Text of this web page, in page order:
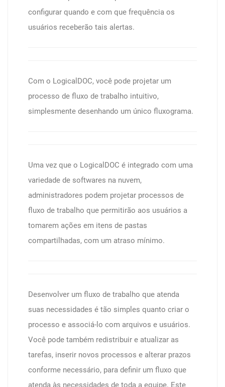
configurar quando e com que frequência os
usuários receberão tais alertas.
Com o LogicalDOC, você pode projetar um
processo de fluxo de trabalho intuitivo,
simplesmente desenhando um único fluxograma.
Uma vez que o LogicalDOC é integrado com uma
variedade de softwares na nuvem,
administradores podem projetar processos de
fluxo de trabalho que permitirão aos usuários a
tomarem ações em itens de pastas
compartilhadas, com um atraso mínimo.
Desenvolver um fluxo de trabalho que atenda
suas necessidades é tão simples quanto criar o
processo e associá-lo com arquivos e usuários.
Você pode também redistribuir e atualizar as
tarefas, inserir novos processos e alterar prazos
conforme necessário, para definir um fluxo que
atenda às necessidades de toda a equipe. Este